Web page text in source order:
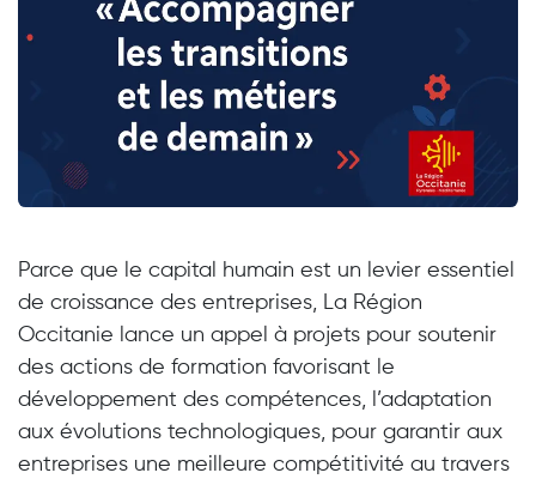
Parce que le capital humain est un levier essentiel
de croissance des entreprises, La Région
Occitanie lance un appel à projets pour soutenir
des actions de formation favorisant le
développement des compétences, l’adaptation
aux évolutions technologiques, pour garantir aux
entreprises une meilleure compétitivité au travers